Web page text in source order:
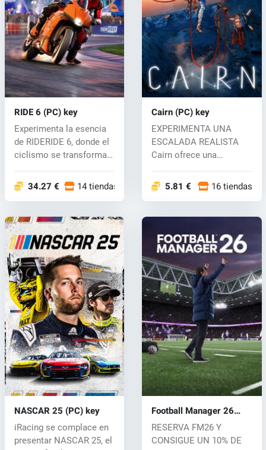
RIDE 6 (PC) key
Experimenta la esencia
de RIDERIDE 6, donde el
ciclismo se transforma
34.27 € 14 tiendas
Cairn (PC) key
EXPERIMENTA UNA
ESCALADA REALISTA
Cairn ofrece una
i... 5.81 € 16 tiendas
NASCAR 25 (PC) key
iRacing se complace en
presentar NASCAR 25, el
Football Manager 26
(PC) key
RESERVA FM26 Y
CONSIGUE UN 10% DE